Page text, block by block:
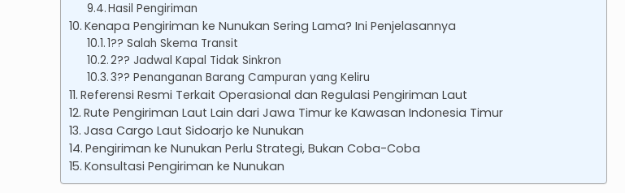
Hasil Pengiriman
Kenapa Pengiriman ke Nunukan Sering Lama? Ini Penjelasannya
1?? Salah Skema Transit
2?? Jadwal Kapal Tidak Sinkron
3?? Penanganan Barang Campuran yang Keliru
Referensi Resmi Terkait Operasional dan Regulasi Pengiriman Laut
Rute Pengiriman Laut Lain dari Jawa Timur ke Kawasan Indonesia Timur
Jasa Cargo Laut Sidoarjo ke Nunukan
Pengiriman ke Nunukan Perlu Strategi, Bukan Coba-Coba
Konsultasi Pengiriman ke Nunukan